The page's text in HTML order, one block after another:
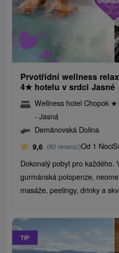
Prvotřídní wellness
4★ hotelu v srdci Jasné
Wellness hotel Chopok ★
- Jasná
Demänovská Dolina
9,6 (80 recenzí)Od 1 Noci
Dokonalý pobyt pro každého.
gurmánská polopenze,
masáže, peelingy, drinky a
TIP